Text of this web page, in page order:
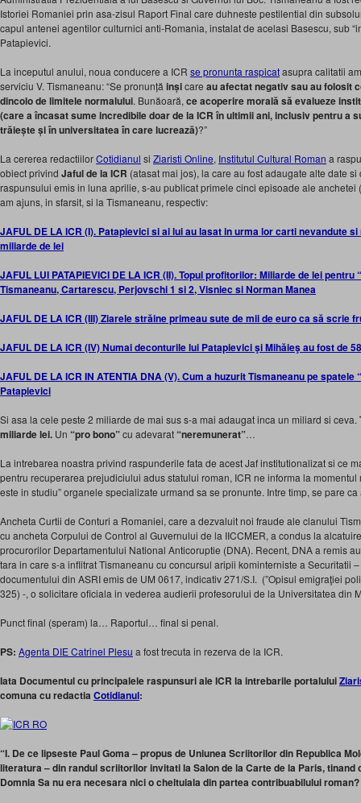
Istoriei Romaniei prin asa-zisul Raport Final care duhneste pestilential din
capul antenei agentilor culturnici anti-Romania, instalat de acelasi Basescu, sub
Patapievici.
La inceputul anului, noua conducere a ICR se pronunta raspicatasupra calitatii
serviciu V. Tismaneanu: “Se pronunță inșicare au afectat negativ sau au folosit
dincolo de limitele normalului. Bunăoară, ce acoperire morală să evalueze
(care a încasat sume incredibile doar de la ICR în ultimii ani, inclusiv pentru a
trăiește și în universitatea în care lucrează)?”
La cererea redactiilorCotidianul si Ziaristi Online, Institutul Cultural Roman a
obiect privind Jaful de la ICR (atasat mai jos), la care au fost adaugate alte date
raspunsului emis in luna aprilie, s-au publicat primele cinci episoade ale anchetei
am ajuns, in sfarsit, si la Tismaneanu, respectiv:
JAFUL DE LA ICR (I). Patapievici si ai lui au lasat in urma lor carti nevandute
miliarde de lei
JAFUL LUI PATAPIEVICI DE LA ICR (II). Topul profitorilor: Miliarde de lei
Tismaneanu, Cartarescu, Perjovschi 1 si 2, Visniec si Norman Manea
JAFUL DE LA ICR (III) Ziarele străine primeau sute de mii de euro ca să scrie
JAFUL DE LA ICR (IV) Numai deconturile lui Patapievici şi Mihăieş au fost de
JAFUL DE LA ICR IN ATENTIA DNA (V). Cum a huzurit Tismaneanu pe
Patapievici
Si asa la cele peste 2 miliarde de mai sus s-a mai adaugat inca un miliard si ceva.
miliarde lei. Un “pro bono”cu adevarat“neremunerat”
La intrebarea noastra privind raspunderile fata de acest Jaf institutionalizat si ce
pentru recuperarea prejudiciului adus statului roman, ICR ne informa la momentul
este in studiu” organele specializate urmand sa se pronunte. Intre timp, se pare
Ancheta Curtii de Conturi a Romaniei, care a dezvaluit noi fraude ale clanului
cu ancheta Corpului de Control al Guvernului de la IICCMER, a condus la
procurorilor Departamentului National Anticoruptie (DNA). Recent, DNA a remis
tara in care s-a inflitrat Tismaneanu cu concursul aripii kominterniste a Securitatii
documentului din ASRI emis de UM 0617, indicativ 271/S.I. (”Opisul emigraţiei
325) -, o solicitare oficiala in vederea audierii profesorului de la Universitatea din
Punct final (speram) la… Raportul… final si penal.
PS: Agenta DIE Catrinel Plesu a fost trecuta in rezerva de la ICR.
Iata Documentul cu principalele raspunsuri ale ICR la intrebarile portalului
comuna cu redactia Cotidianul:
“I. De ce lipseste Paul Goma – propus de Uniunea Scriitorilor din Republica
literatura – din randul scriitorilor invitati la Salon de la Carte de la Paris, tinand
Domnia Sa nu era necesara nici o cheltuiala din partea contribuabilului roman?